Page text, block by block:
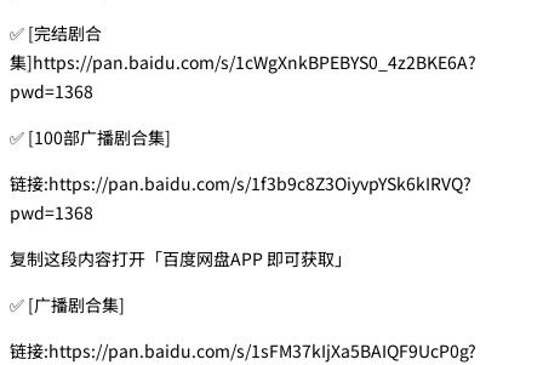
✅ [完结剧合
集]https://pan.baidu.com/s/1cWgXnkBPEBYS0_4z2BKE6A?
pwd=1368
✅ [100部广播剧合集]
链接:https://pan.baidu.com/s/1f3b9c8Z3OiyvpYSk6kIRVQ?
pwd=1368
复制这段内容打开「百度网盘APP 即可获取」
✅ [广播剧合集]
链接:https://pan.baidu.com/s/1sFM37kIjXa5BAIQF9UcP0g?